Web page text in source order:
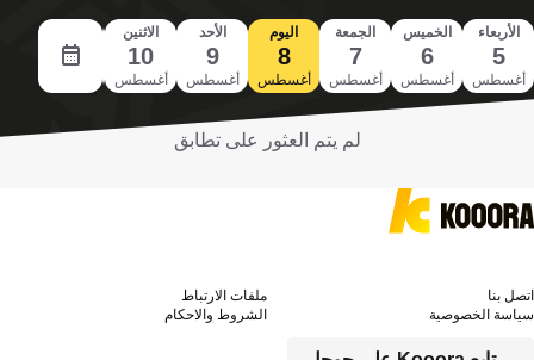
الأربعاء
5
أغسطس
الخميس
6
أغسطس
الجمعة
7
أغسطس
اليوم
8
أغسطس
الأحد
9
أغسطس
الاثنين
10
أغسطس
11
لم يتم العثور على تطابق
اتصل بنا
ملفات الارتباط
سياسة الخصوصية
الشروط والاحكام